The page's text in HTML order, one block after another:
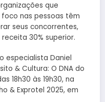
que
nas pessoas têm
seus concorrentes,
30% superior.
especialista Daniel
& Cultura: O DNA do
18h30 às 19h30, na
& Exprotel 2025, em